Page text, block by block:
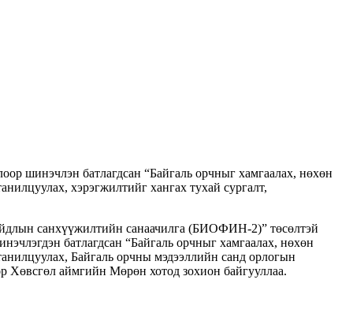
шинэчлэн батлагдсан “Байгаль орчныг хамгаалах, нөхөн
хэрэгжилтийг хангах тухай сургалт,
санхүүжилтийн санаачилга (БИОФИН-2)” төсөлтэй
батлагдсан “Байгаль орчныг хамгаалах, нөхөн
Байгаль орчны мэдээллийн санд орлогын
Хөвсгөл аймгийн Мөрөн хотод зохион байгууллаа.